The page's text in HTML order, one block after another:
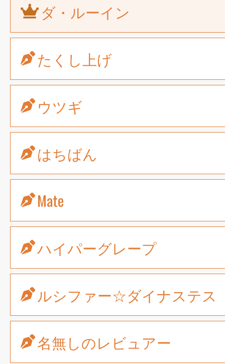
ダ・ルーイン
たくし上げ
ウツギ
はちばん
Mate
ハイパーグレープ
ルシファー☆ダイナステス
名無しのレビュアー